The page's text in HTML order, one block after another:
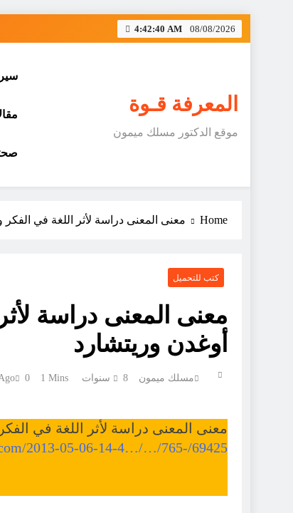
Skip
4:42:40 AM 08/08/2026
المعرفة قـوة
موقع الدكتور مسلك ميمون
Home معنى المعنى دراسة لأثر اللغة في الفكر
كتب للتحميل
معنى المعنى دراسة
أوغدن وريتشارد
مسلك ميمون 8 سنوات Ago 0 1 Mins
معنى المعنى دراسة لأثر اللغة في
2013-05-06-14-4…/…/765-/69425